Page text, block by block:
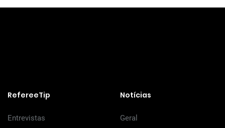
RefereeTip
Entrevistas
Notícias
Geral